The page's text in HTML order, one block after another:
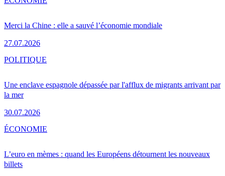
Merci la Chine : elle a sauvé l’économie mondiale
27.07.2026
Une enclave espagnole dépassée par l'afflux de migrants arrivant par
la mer
30.07.2026
POLITIQUE
L’euro en mèmes : quand les Européens détournent les nouveaux
billets
ÉCONOMIE